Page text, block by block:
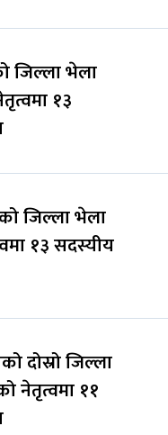
जिल्ला भेला
१३
जिल्ला भेला
१३ सदस्यीय
दोस्रो जिल्ला
नेतृत्वमा ११